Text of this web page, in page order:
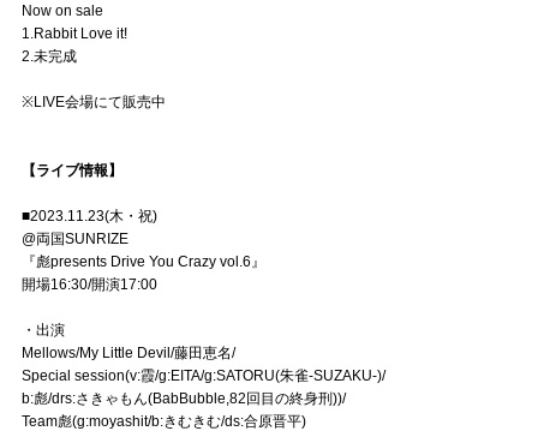
Now on sale
1.Rabbit Love it!
2.未完成
※LIVE会場にて販売中
【ライブ情報】
■2023.11.23(木・祝)
@両国SUNRIZE
『彪presents Drive You Crazy vol.6』
開場16:30/開演17:00
・出演
Mellows/My Little Devil/藤田恵名/
Special session(v:霞/g:EITA/g:SATORU(朱雀-SUZAKU-)/
b:彪/drs:さきゃもん(BabBubble,82回目の終身刑))/
Team彪(g:moyashit/b:きむきむ/ds:合原晋平)